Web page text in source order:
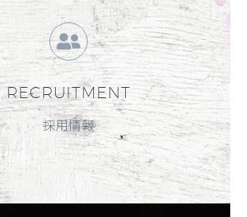
RECRUITMENT
採用情報